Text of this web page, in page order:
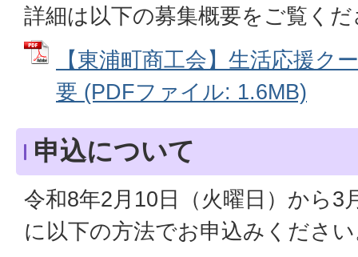
詳細は以下の募集概要をご覧く
【東浦町商工会】生活応援ク
要 (PDFファイル: 1.6MB)
申込について
令和8年2月10日（火曜日）から3
に以下の方法でお申込みくださ